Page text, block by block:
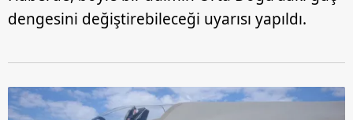
dengesini değiştirebileceği uyarısı yapıldı.